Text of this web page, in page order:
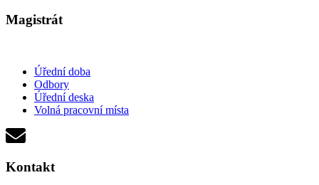
Magistrát
Úřední doba
Odbory
Úřední deska
Volná pracovní místa
Kontakt